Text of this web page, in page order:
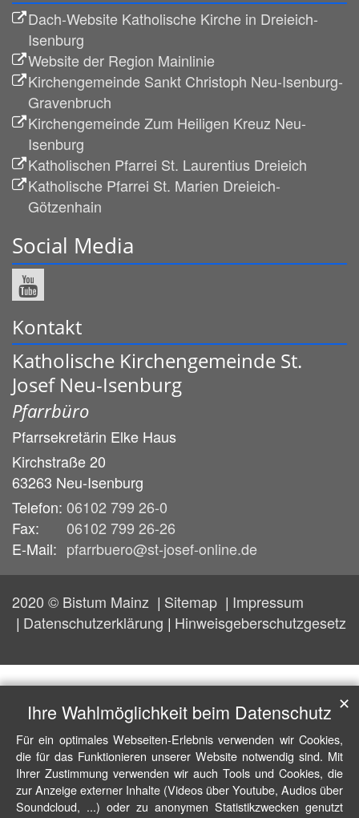
Dach-Website Katholische Kirche in Dreieich-
Isenburg
Website der Region Mainlinie
Kirchengemeinde Sankt Christoph Neu-Isenburg-
Gravenbruch
Kirchengemeinde Zum Heiligen Kreuz Neu-
Isenburg
Katholischen Pfarrei St. Laurentius Dreieich
Katholische Pfarrei St. Marien Dreieich-
Götzenhain
Social Media
Kontakt
Katholische Kirchengemeinde St.
Josef Neu-Isenburg
Pfarrbüro
Pfarrsekretärin Elke Haus
Kirchstraße 20
63263 Neu-Isenburg
Telefon: 06102 799 26-0
Fax:
06102 799 26-26
E-Mail: pfarrbuero@st-josef-online.de
2020 © Bistum Mainz Sitemap
Impressum
Datenschutzerklärung
Hinweisgeberschutzgesetz
Ihre Wahlmöglichkeit beim Datenschutz
Für ein optimales Webseiten-Erlebnis verwenden wir Cookies,
die für das Funktionieren unserer Website notwendig sind. Mit
Ihrer Zustimmung verwenden wir auch Tools und Cookies, die
zur Anzeige externer Inhalte (Videos über Youtube, Audios über
Soundcloud, ...) oder zu anonymen Statistikzwecken genutzt
✕